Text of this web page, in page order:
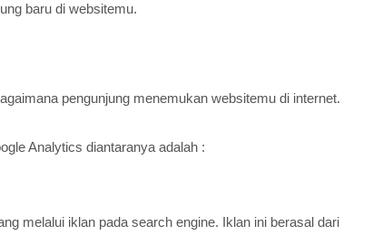
baru di websitemu.
pengunjung menemukan websitemu di internet.
Analytics diantaranya adalah :
melalui iklan pada search engine. Iklan ini berasal dari